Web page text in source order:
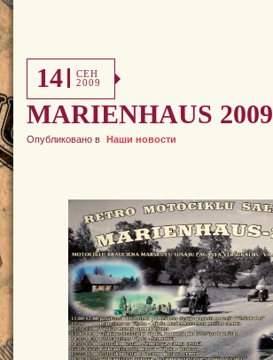
14
СЕН
2009
MARIENHAUS 2009
Опубликовано в Наши новости